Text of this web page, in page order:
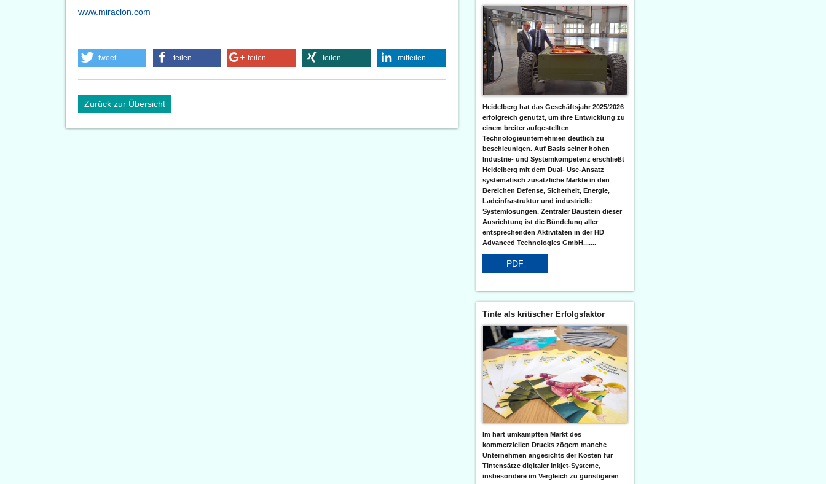
www.miraclon.com
tweet teilen teilen teilen mitteilen
Zurück zur Übersicht
Heidelberg hat das Geschäftsjahr 2025/2026
erfolgreich genutzt, um ihre Entwicklung zu
einem breiter aufgestellten
Technologieunternehmen deutlich zu
beschleunigen. Auf Basis seiner hohen
Industrie- und Systemkompetenz erschließt
Heidelberg mit dem Dual- Use-Ansatz
systematisch zusätzliche Märkte in den
Bereichen Defense, Sicherheit, Energie,
Ladeinfrastruktur und industrielle
Systemlösungen. Zentraler Baustein dieser
Ausrichtung ist die Bündelung aller
entsprechenden Aktivitäten in der HD
Advanced Technologies GmbH.......
PDF
Tinte als kritischer Erfolgsfaktor
Im hart umkämpften Markt des
kommerziellen Drucks zögern manche
Unternehmen angesichts der Kosten für
Tintensätze digitaler Inkjet-Systeme,
insbesondere im Vergleich zu günstigeren